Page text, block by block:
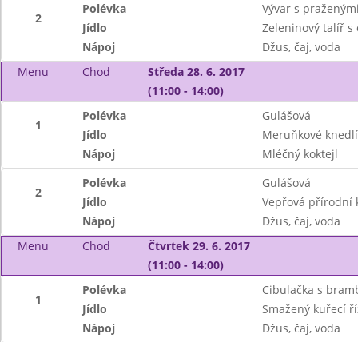
2
Polévka
Vývar s
Jídlo
Zeleninový talíř s
Nápoj
Džus, čaj, voda
Menu
Chod
Středa 28. 6. 2017
(11:00 - 14:00)
1
Polévka
Gulášová
Jídlo
Meruňkové
Nápoj
Mléčný koktejl
2
Polévka
Gulášová
Jídlo
Vepřová přírodní
Nápoj
Džus, čaj, voda
Menu
Chod
Čtvrtek 29. 6. 2017
(11:00 - 14:00)
1
Polévka
Cibulačka s
Jídlo
Smažený kuřecí
Nápoj
Džus, čaj, voda